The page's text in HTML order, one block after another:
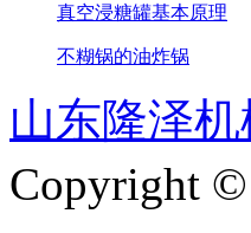
真空浸糖罐基本原理
不糊锅的油炸锅
山东隆泽
Copyright